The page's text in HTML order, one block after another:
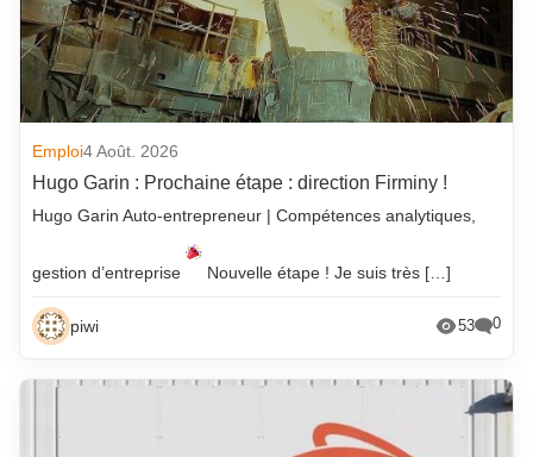
Emploi4 Août. 2026
Hugo Garin : Prochaine étape : direction Firminy !
Hugo Garin Auto-entrepreneur | Compétences analytiques,
gestion d’entreprise Nouvelle étape ! Je suis très […]
piwi 53 0